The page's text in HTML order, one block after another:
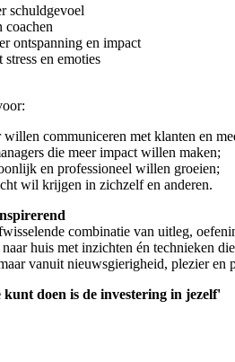
schuldgevoel
coachen
ontspanning en impact
en emoties
willen communiceren met klanten en
die meer impact willen maken;
en professioneel willen groeien;
wil krijgen in zichzelf en anderen.
combinatie van uitleg,
huis met inzichten én technieken
vanuit nieuwsgierigheid, plezier en
kunt doen is de investering in jezelf'